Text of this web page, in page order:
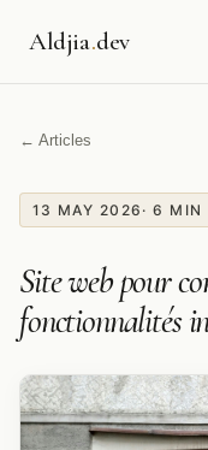
Aldjia.dev
← Articles
13 MAY 2026 · 6 MIN
Site web pour
fonctionnalités